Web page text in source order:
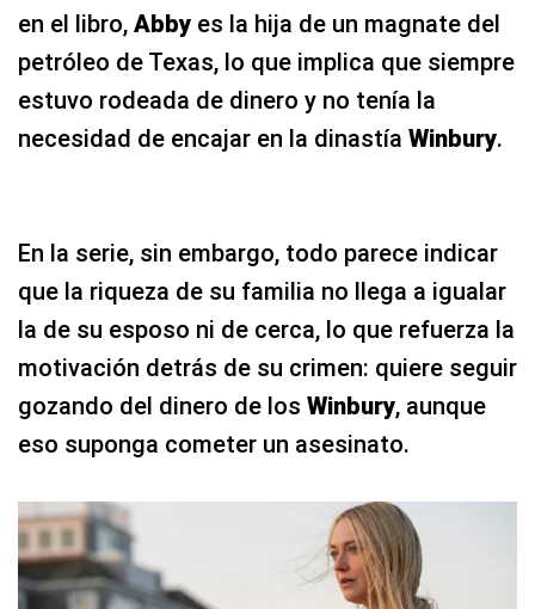
en el libro, Abby es la hija de un magnate del
petróleo de Texas, lo que implica que siempre
estuvo rodeada de dinero y no tenía la
necesidad de encajar en la dinastía Winbury.
En la serie, sin embargo, todo parece indicar
que la riqueza de su familia no llega a igualar
la de su esposo ni de cerca, lo que refuerza la
motivación detrás de su crimen: quiere seguir
gozando del dinero de los Winbury, aunque
eso suponga cometer un asesinato.